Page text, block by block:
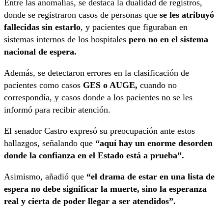
Entre las anomalías, se destaca la dualidad de registros,
donde se registraron casos de personas que se les atribuyó
fallecidas sin estarlo, y pacientes que figuraban en
sistemas internos de los hospitales pero no en el sistema
nacional de espera.
Además, se detectaron errores en la clasificación de
pacientes como casos GES o AUGE, cuando no
correspondía, y casos donde a los pacientes no se les
informó para recibir atención.
El senador Castro expresó su preocupación ante estos
hallazgos, señalando que “aquí hay un enorme desorden
donde la confianza en el Estado está a prueba”.
Asimismo, añadió que “el drama de estar en una lista de
espera no debe significar la muerte, sino la esperanza
real y cierta de poder llegar a ser atendidos”.